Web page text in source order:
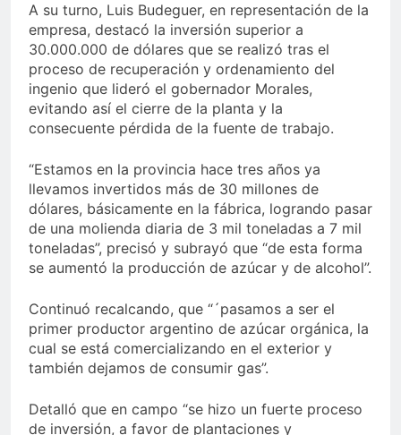
A su turno, Luis Budeguer, en representación de la
empresa, destacó la inversión superior a
30.000.000 de dólares que se realizó tras el
proceso de recuperación y ordenamiento del
ingenio que lideró el gobernador Morales,
evitando así el cierre de la planta y la
consecuente pérdida de la fuente de trabajo.
“Estamos en la provincia hace tres años ya
llevamos invertidos más de 30 millones de
dólares, básicamente en la fábrica, logrando pasar
de una molienda diaria de 3 mil toneladas a 7 mil
toneladas”, precisó y subrayó que “de esta forma
se aumentó la producción de azúcar y de alcohol”.
Continuó recalcando, que “´pasamos a ser el
primer productor argentino de azúcar orgánica, la
cual se está comercializando en el exterior y
también dejamos de consumir gas”.
Detalló que en campo “se hizo un fuerte proceso
de inversión, a favor de plantaciones y